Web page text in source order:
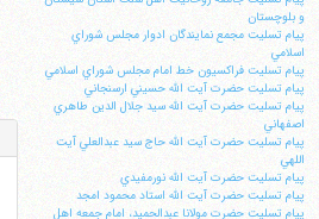
و بلوچستان
پيام تسليت مجمع نمايندگان ادوار مجلس شوراي
اسلامي
پيام تسليت فراكسيون خط امام مجلس شوراي اسلامي
پيام تسليت حضرت آيت الله حسيني ارسنجاني
پيام تسليت حضرت آيت الله سيد جلال الدين طاهري
اصفهاني
پيام تسليت حضرت آيت الله حاج سيد عبدالعلي آيت
اللهي
پيام تسليت حضرت آيت الله نورمفيدي
پيام تسليت حضرت آيت الله استاد محمود امجد
پيام تسليت حضرت مولانا عبدالحميد، امام جمعه اهل